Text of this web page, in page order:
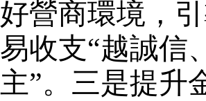
好營商環境，
易收支“越誠信
主”。三是提升